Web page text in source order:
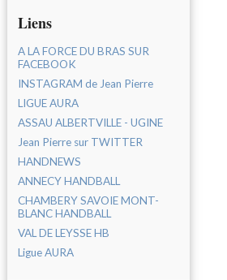
Liens
A LA FORCE DU BRAS SUR
FACEBOOK
INSTAGRAM de Jean Pierre
LIGUE AURA
ASSAU ALBERTVILLE - UGINE
Jean Pierre sur TWITTER
HANDNEWS
ANNECY HANDBALL
CHAMBERY SAVOIE MONT-
BLANC HANDBALL
VAL DE LEYSSE HB
Ligue AURA